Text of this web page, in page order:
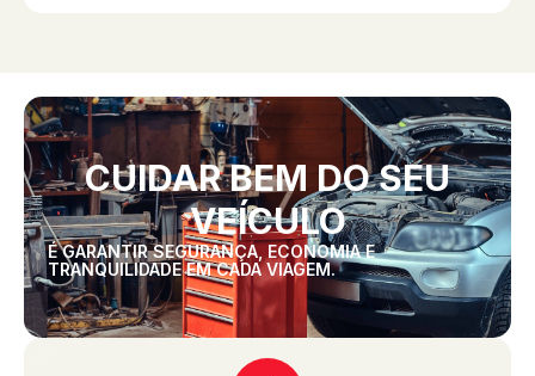
CUIDAR BEM DO SEU
VEÍCULO
É GARANTIR SEGURANÇA, ECONOMIA E
TRANQUILIDADE EM CADA VIAGEM.